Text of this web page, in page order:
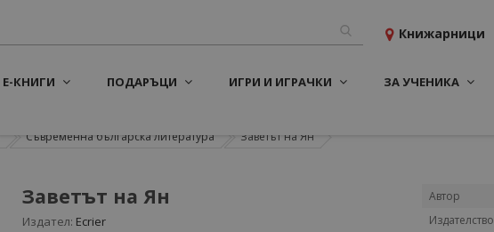
Книжарници
Е-КНИГИ ПОДАРЪЦИ ИГРИ И ИГРАЧКИ ЗА УЧЕНИКА
Съвременна българска литература Заветът на Ян
Заветът на Ян
Издател: Ecrier
Повече
Автор
Издателство